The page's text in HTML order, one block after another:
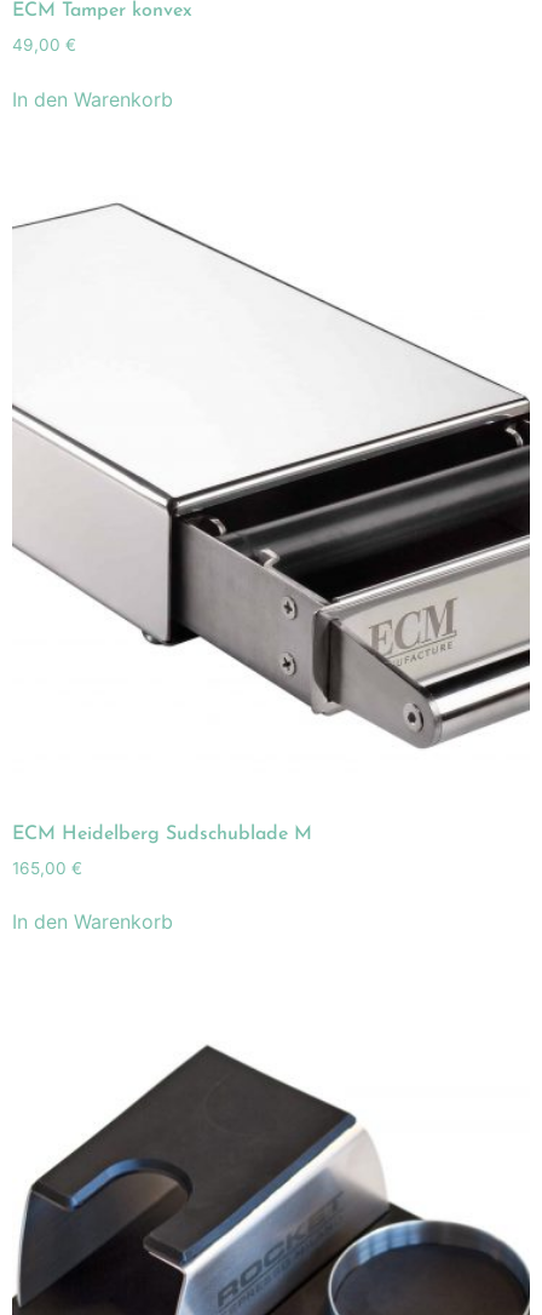
ECM Tamper konvex
49,00 €
In den Warenkorb
ECM Heidelberg Sudschublade M
165,00 €
In den Warenkorb